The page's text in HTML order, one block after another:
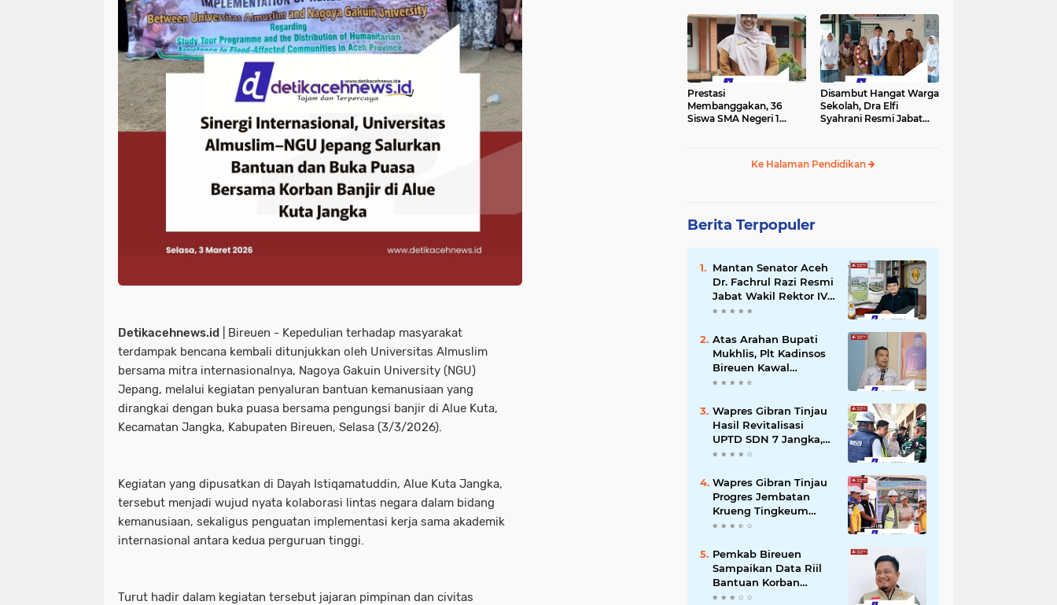
Detikacehnews.id | Bireuen - Kepedulian terhadap masyarakat
terdampak bencana kembali ditunjukkan oleh Universitas Almuslim
bersama mitra internasionalnya, Nagoya Gakuin University (NGU)
Jepang, melalui kegiatan penyaluran bantuan kemanusiaan yang
dirangkai dengan buka puasa bersama pengungsi banjir di Alue Kuta,
Kecamatan Jangka, Kabupaten Bireuen, Selasa (3/3/2026).
Kegiatan yang dipusatkan di Dayah Istiqamatuddin, Alue Kuta Jangka,
tersebut menjadi wujud nyata kolaborasi lintas negara dalam bidang
kemanusiaan, sekaligus penguatan implementasi kerja sama akademik
internasional antara kedua perguruan tinggi.
Turut hadir dalam kegiatan tersebut jajaran pimpinan dan civitas
Prestasi
Membanggakan, 36
Siswa SMA Negeri 1
Disambut Hangat Warga
Sekolah, Dra Elfi
Syahrani Resmi Jabat
Ke Halaman Pendidikan
Berita Terpopuler
Mantan Senator Aceh
Dr. Fachrul Razi Resmi
Jabat Wakil Rektor IV
Universitas Kartamulia
Atas Arahan Bupati
Mukhlis, Plt Kadinsos
Bireuen Kawal
Percepatan
Intens Berkoordinasi
dengan Kemensos
Wapres Gibran Tinjau
Hasil Revitalisasi
UPTD SDN 7 Jangka,
Pastikan Pemulihan
Pascabencana
Berjalan Optimal
Wapres Gibran Tinjau
Progres Jembatan
Krueng Tingkeum
Kuta Blang
Pemkab Bireuen
Sampaikan Data Riil
Bantuan Korban
Banjir, Tanggapi